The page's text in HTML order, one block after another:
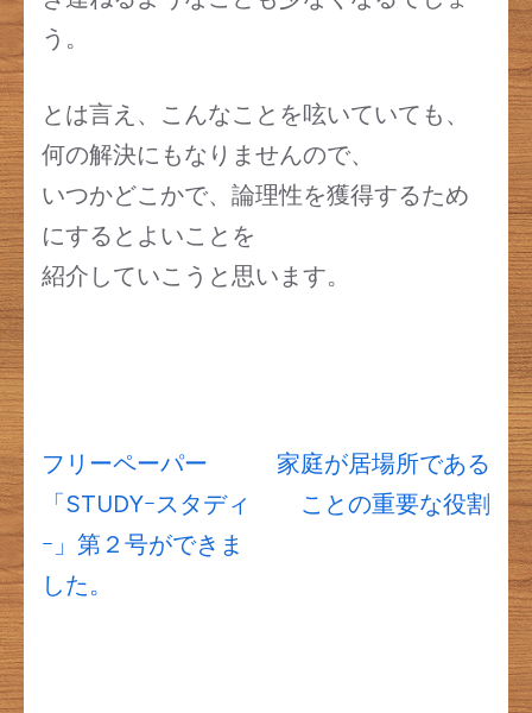
う。
とは言え、こんなことを呟いていても、
何の解決にもなりませんので、
いつかどこかで、論理性を獲得するため
にするとよいことを
紹介していこうと思います。
投
稿
ナ
ビ
フリーペーパー
「STUDYｰスタディ
ｰ」第２号ができま
した。
家庭が居場所である
ことの重要な役割